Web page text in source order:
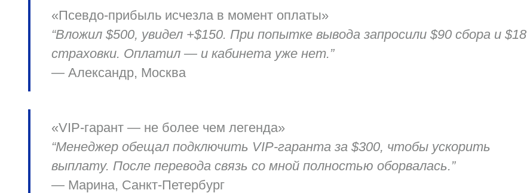
«Псевдо‑прибыль исчезла в момент оплаты»
“Вложил $500, увидел +$150. При попытке вывода запросили $90 сбора и $18
страховки. Оплатил — и кабинета уже нет.”
— Александр, Москва
«VIP‑гарант — не более чем легенда»
“Менеджер обещал подключить VIP‑гаранта за $300, чтобы ускорить
выплату. После перевода связь со мной полностью оборвалась.”
— Марина, Санкт‑Петербург